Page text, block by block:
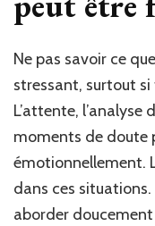
Ne pas savoir ce
stressant, surtout
L’attente,
moments de doute
émotionnellement.
dans ces
aborder